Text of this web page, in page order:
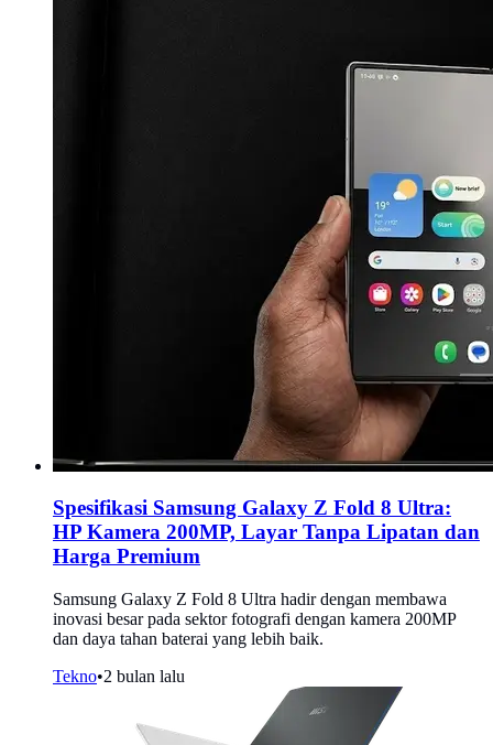
Spesifikasi Samsung Galaxy Z Fold 8 Ultra:
HP Kamera 200MP, Layar Tanpa Lipatan dan
Harga Premium
Samsung Galaxy Z Fold 8 Ultra hadir dengan membawa
inovasi besar pada sektor fotografi dengan kamera 200MP
dan daya tahan baterai yang lebih baik.
Tekno•2 bulan lalu